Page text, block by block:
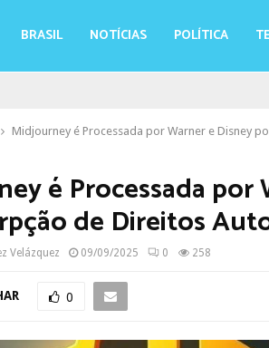
BRASIL NOTÍCIAS POLÍTICA
Midjourney é Processada por Warner e Disney
é Processada por
de Direitos
Velázquez 09/09/2025 0 258
0